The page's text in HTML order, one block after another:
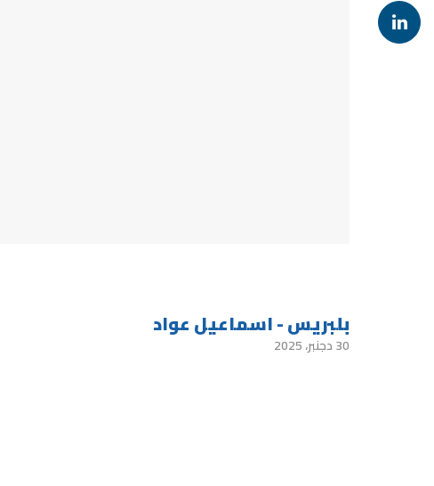
بلبريس - اسماعيل عواد
30 دجنبر، 2025